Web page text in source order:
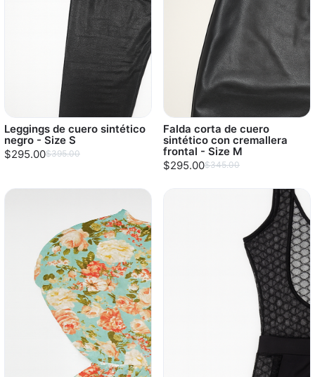
Leggings de cuero sintético
negro - Size S
$295.00$395.00
Falda corta de cuero
sintético con cremallera
frontal - Size M
$295.00$345.00